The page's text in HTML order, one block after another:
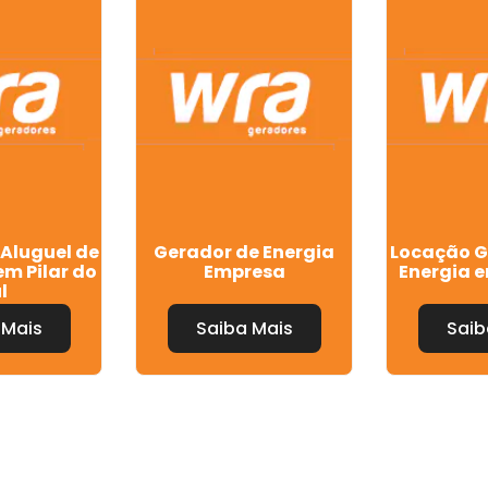
de
Pilar do
Gerador de Energia
Empresa
Saiba Mais
Locação
Energia